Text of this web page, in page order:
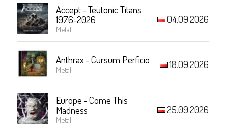
Accept - Teutonic Titans
1976-2026
Metal
04.09.2026
Anthrax - Cursum Perficio
Metal 18.09.2026
Europe - Come This
Madness
Metal
25.09.2026